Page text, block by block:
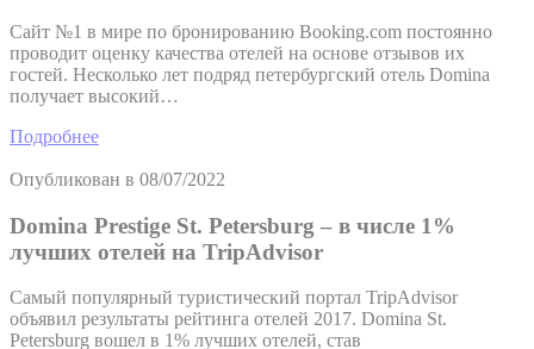
Сайт №1 в мире по бронированию Booking.com постоянно
проводит оценку качества отелей на основе отзывов их
гостей. Несколько лет подряд петербургский отель Domina
получает высокий…
Подробнее
Опубликован в 08/07/2022
Domina Prestige St. Petersburg – в числе 1%
лучших отелей на TripAdvisor
Самый популярный туристический портал TripAdvisor
объявил результаты рейтинга отелей 2017. Domina St.
Petersburg вошел в 1% лучших отелей, став